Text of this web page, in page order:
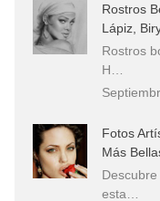
Rostros
Lápiz,
Rostros
H…
Fotos
Más
esta…